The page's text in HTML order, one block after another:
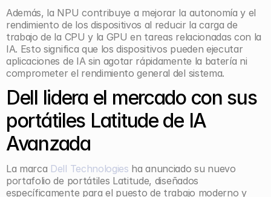
Además, la NPU contribuye a mejorar la autonomía y el
rendimiento de los dispositivos al reducir la carga de
trabajo de la CPU y la GPU en tareas relacionadas con la
IA. Esto significa que los dispositivos pueden ejecutar
aplicaciones de IA sin agotar rápidamente la batería ni
comprometer el rendimiento general del sistema.
Dell lidera el mercado con sus
portátiles Latitude de IA
Avanzada
La marca Dell Technologies ha anunciado su nuevo
portafolio de portátiles Latitude, diseñados
específicamente para el puesto de trabajo moderno y